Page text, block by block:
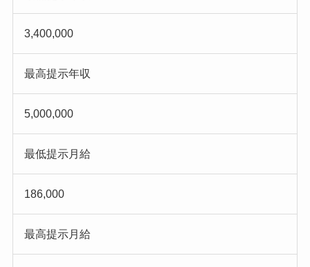
3,400,000
最高提示年収
5,000,000
最低提示月給
186,000
最高提示月給